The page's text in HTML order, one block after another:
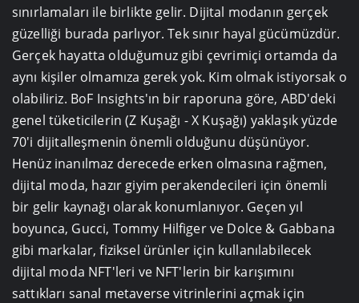
sınırlamaları ile birlikte gelir. Dijital modanın gerçek
güzelliği burada parlıyor. Tek sınır hayal gücümüzdür.
Gerçek hayatta olduğumuz gibi çevrimiçi ortamda da
aynı kişiler olmamıza gerek yok. Kim olmak istiyorsak o
olabiliriz. BoF Insights'ın bir raporuna göre, ABD'deki
genel tüketicilerin (Z Kuşağı - X Kuşağı) yaklaşık yüzde
70'i dijitalleşmenin önemli olduğunu düşünüyor.
Henüz inanılmaz derecede erken olmasına rağmen,
dijital moda, hazır giyim perakendecileri için önemli
bir gelir kaynağı olarak konumlanıyor. Geçen yıl
boyunca, Gucci, Tommy Hilfiger ve Dolce & Gabbana
gibi markalar, fiziksel ürünler için kullanılabilecek
dijital moda NFT'leri ve NFT'lerin bir karışımını
sattıkları sanal metaverse vitrinlerini açmak için